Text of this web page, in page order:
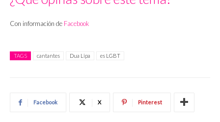
Con información de Facebook
TAGS cantantes Dua Lipa es LGBT
Facebook X Pinterest